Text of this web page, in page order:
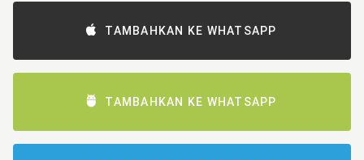
TAMBAHKAN KE WHATSAPP
TAMBAHKAN KE WHATSAPP